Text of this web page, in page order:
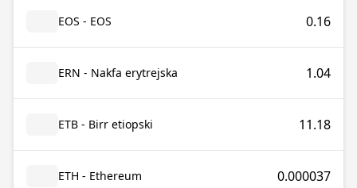
EOS - EOS 0.16
ERN - Nakfa erytrejska 1.04
ETB - Birr etiopski 11.18
ETH - Ethereum 0.000037